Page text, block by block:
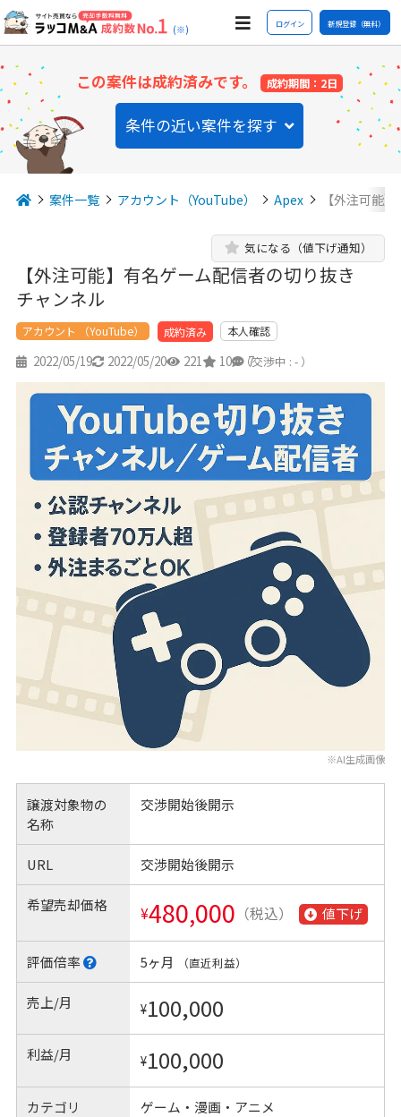
(※) ログイン 新規登録（無料）
この案件は成約済みです。 成約期間：2日
条件の近い案件を探す
案件一覧 アカウント（YouTube） Apex 【外注可能
【外注可能】有名ゲーム配信者の切り抜き
チャンネル
気になる（値下げ通知）
アカウント （YouTube） 成約済み 本人確認
2022/05/19 2022/05/20 221 10 7
（交渉中 : - ）
※AI生成画像
譲渡対象物の
名称
交渉開始後開示
URL 交渉開始後開示
希望売却価格 ¥480,000 （税込） 値下げ
評価倍率 5ヶ月 （直近利益）
売上/月 ¥100,000
利益/月 ¥100,000
カテゴリ ゲーム・漫画・アニメ